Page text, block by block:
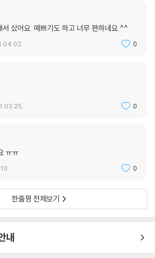
서 샀어요. 예쁘기도 하고 너무 편하네요.^^
0
0
ㅠㅠ
0
한줄평 전체보기
내